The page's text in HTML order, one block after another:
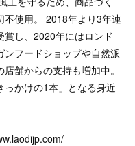
不使用。 2018年より3年連
し、2020年にはロンド
ンフードショップや自然派
舗からの支持も増加中。
かけの1本」となる身近